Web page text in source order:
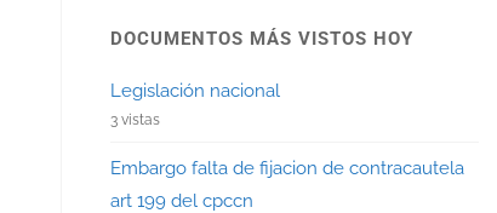
DOCUMENTOS MÁS VISTOS HOY
Legislación nacional
3 vistas
Embargo falta de fijacion de contracautela
art 199 del cpccn